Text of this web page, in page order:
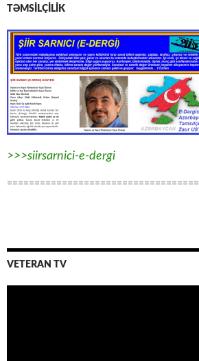
TƏMSİLÇİLİK
>>>siirsarnici-e-dergi
===================================
VETERAN TV